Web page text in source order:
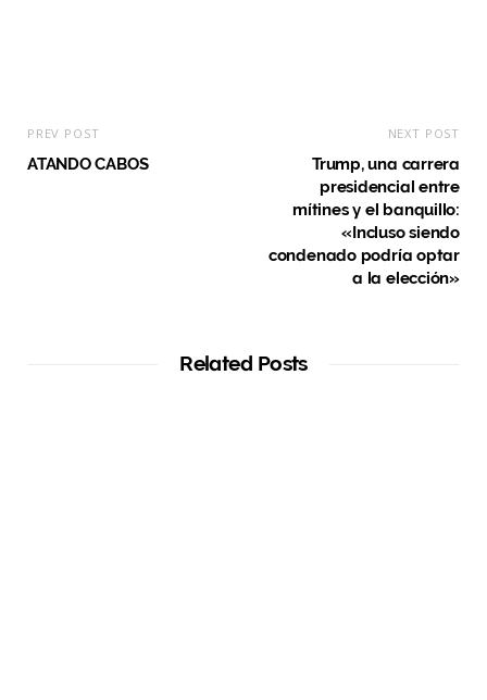
PREV POST
ATANDO CABOS
NEXT POST
Trump, una carrera
presidencial entre
mítines y el banquillo:
«Incluso siendo
condenado podría optar
a la elección»
Related Posts